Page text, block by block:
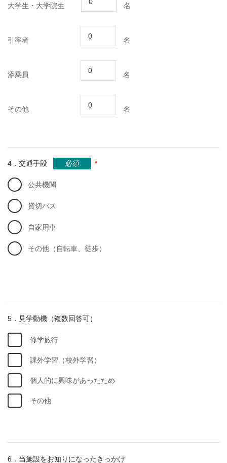
大学生・大学院生 名
引率者 名
添乗員 名
その他 名
4．交通手段 必須 *
公共機関
貸切バス
自家用車
その他（自転車、徒歩）
5．見学動機（複数回答可）
修学旅行
課外学習（校外学習）
個人的に興味があったため
その他
6．当施設をお知りになったきっかけ